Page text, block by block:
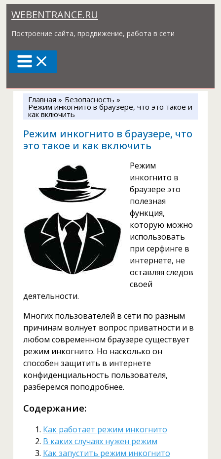
Перейти
содержимому
WEBENTRANCE.RU
Построение сайта, продвижение, работа в сети
Главная Безопасность
Режим инкогнито в браузере, что это такое и
как включить
Режим инкогнито в браузере, что
это такое и как включить
Режим
инкогнито в
браузере это
полезная
функция,
которую можно
использовать
при серфинге в
интернете, не
оставляя следов
своей
деятельности.
Многих пользователей в сети по разным
причинам волнует вопрос приватности и в
любом современном браузере существует
режим инкогнито. Но насколько он
способен защитить в интернете
конфиденциальность пользователя,
разберемся поподробнее.
Содержание:
Как работает режим инкогнито
В каких случаях нужен режим
Как запустить режим инкогнито